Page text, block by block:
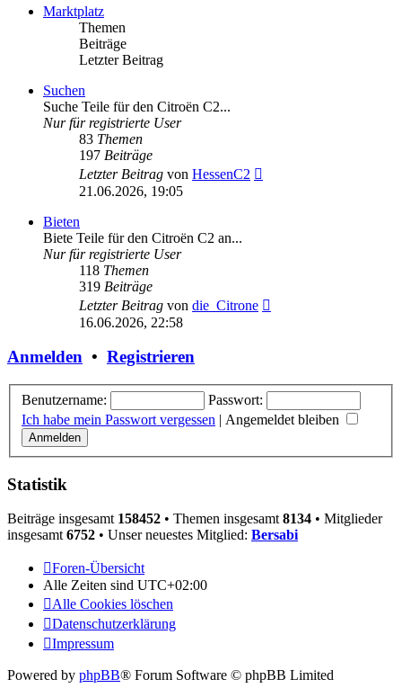
Marktplatz
Themen
Beiträge
Letzter Beitrag
Suchen
Suche Teile für den Citroën C2...
Nur für registrierte User
83 Themen
197 Beiträge
Letzter Beitrag von HessenC2
21.06.2026, 19:05
Bieten
Biete Teile für den Citroën C2 an...
Nur für registrierte User
118 Themen
319 Beiträge
Letzter Beitrag von die_Citrone
16.06.2026, 22:58
Anmelden • Registrieren
Benutzername:
Passwort:
Ich habe mein Passwort vergessen | Angemeldet bleiben
Statistik
Beiträge insgesamt 158452 • Themen insgesamt 8134 • Mitglieder
insgesamt 6752 • Unser neuestes Mitglied: Bersabi
Foren-Übersicht
Alle Zeiten sind UTC+02:00
Alle Cookies löschen
Datenschutzerklärung
Impressum
Powered by phpBB® Forum Software © phpBB Limited